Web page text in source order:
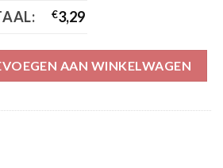
€3,29
AAN WINKELWAGEN